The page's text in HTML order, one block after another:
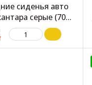
сиденья авто
серые (700